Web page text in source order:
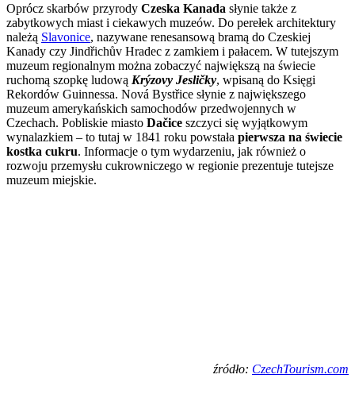
Oprócz skarbów przyrody Czeska Kanada słynie także z
zabytkowych miast i ciekawych muzeów. Do perełek architektury
należą Slavonice, nazywane renesansową bramą do Czeskiej
Kanady czy Jindřichův Hradec z zamkiem i pałacem. W tutejszym
muzeum regionalnym można zobaczyć największą na świecie
ruchomą szopkę ludową Krýzovy Jesličky, wpisaną do Księgi
Rekordów Guinnessa. Nová Bystřice słynie z największego
muzeum amerykańskich samochodów przedwojennych w
Czechach. Pobliskie miasto Dačice szczyci się wyjątkowym
wynalazkiem – to tutaj w 1841 roku powstała pierwsza na świecie
kostka cukru. Informacje o tym wydarzeniu, jak również o
rozwoju przemysłu cukrowniczego w regionie prezentuje tutejsze
muzeum miejskie.
źródło: CzechTourism.com